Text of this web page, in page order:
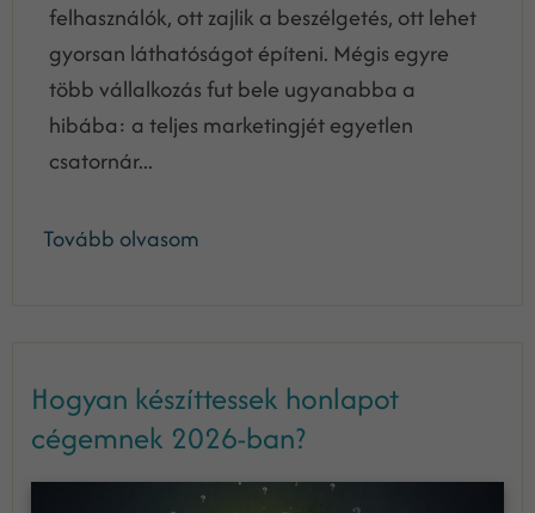
felhasználók, ott zajlik a beszélgetés, ott lehet
gyorsan láthatóságot építeni. Mégis egyre
több vállalkozás fut bele ugyanabba a
hibába: a teljes marketingjét egyetlen
csatornár...
Tovább olvasom
Hogyan készíttessek honlapot
cégemnek 2026-ban?